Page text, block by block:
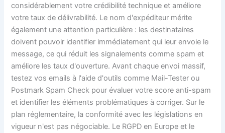
considérablement votre crédibilité technique et améliore
votre taux de délivrabilité. Le nom d'expéditeur mérite
également une attention particulière : les destinataires
doivent pouvoir identifier immédiatement qui leur envoie le
message, ce qui réduit les signalements comme spam et
améliore les taux d'ouverture. Avant chaque envoi massif,
testez vos emails à l'aide d'outils comme Mail-Tester ou
Postmark Spam Check pour évaluer votre score anti-spam
et identifier les éléments problématiques à corriger. Sur le
plan réglementaire, la conformité avec les législations en
vigueur n'est pas négociable. Le RGPD en Europe et le